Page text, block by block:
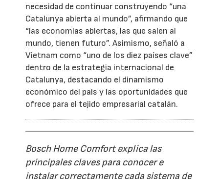
necesidad de continuar construyendo “una
Catalunya abierta al mundo”, afirmando que
“las economías abiertas, las que salen al
mundo, tienen futuro”. Asimismo, señaló a
Vietnam como “uno de los diez países clave”
dentro de la estrategia internacional de
Catalunya, destacando el dinamismo
económico del país y las oportunidades que
ofrece para el tejido empresarial catalán.
Bosch Home Comfort explica las
principales claves para conocer e
instalar correctamente cada sistema de